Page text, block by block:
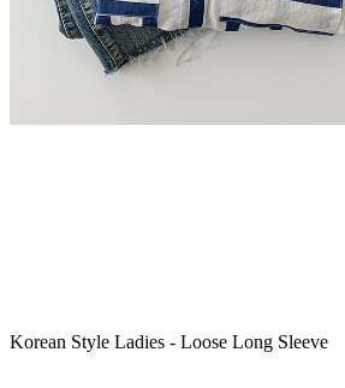
Korean Style Ladies - Loose Long Sleeve